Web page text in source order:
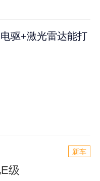
驱+激光雷达能打
新车
级